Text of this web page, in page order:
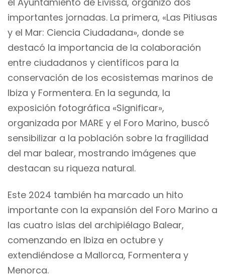
importantes jornadas. La primera, «Las Pitiusas
y el Mar: Ciencia Ciudadana», donde se
destacó la importancia de la colaboración
entre ciudadanos y científicos para la
conservación de los ecosistemas marinos de
Ibiza y Formentera. En la segunda, la
exposición fotográfica «Significar»,
organizada por MARE y el Foro Marino, buscó
sensibilizar a la población sobre la fragilidad
del mar balear, mostrando imágenes que
destacan su riqueza natural.
Este 2024 también ha marcado un hito
importante con la expansión del Foro Marino a
las cuatro islas del archipiélago Balear,
comenzando en Ibiza en octubre y
extendiéndose a Mallorca, Formentera y
Menorca.